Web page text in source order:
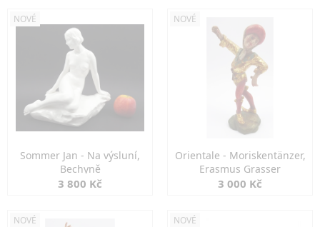
NOVÉ
Sommer Jan - Na výsluní,
Bechyně
3 800 Kč
NOVÉ
Orientale - Moriskentänzer,
Erasmus Grasser
3 000 Kč
NOVÉ NOVÉ